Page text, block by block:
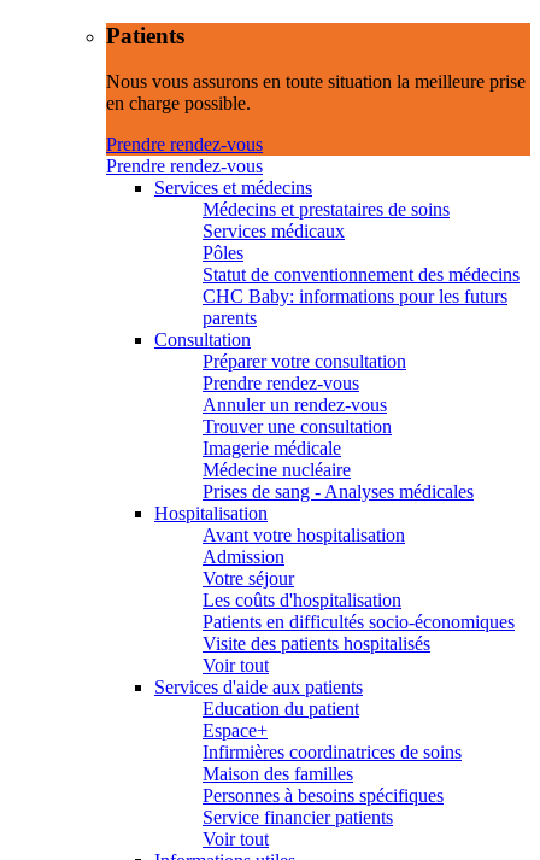
Patients
Nous vous assurons en toute situation la meilleure prise
en charge possible.
Prendre rendez-vous
Prendre rendez-vous
Services et médecins
Médecins et prestataires de soins
Services médicaux
Pôles
Statut de conventionnement des médecins
CHC Baby: informations pour les futurs
parents
Consultation
Préparer votre consultation
Prendre rendez-vous
Annuler un rendez-vous
Trouver une consultation
Imagerie médicale
Médecine nucléaire
Prises de sang - Analyses médicales
Hospitalisation
Avant votre hospitalisation
Admission
Votre séjour
Les coûts d'hospitalisation
Patients en difficultés socio-économiques
Visite des patients hospitalisés
Voir tout
Services d'aide aux patients
Education du patient
Espace+
Infirmières coordinatrices de soins
Maison des familles
Personnes à besoins spécifiques
Service financier patients
Voir tout